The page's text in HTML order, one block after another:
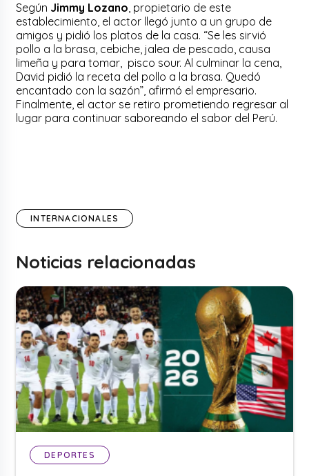
Según Jimmy Lozano, propietario de este
establecimiento, el actor llegó junto a un grupo de
amigos y pidió los platos de la casa. “Se les sirvió
pollo a la brasa, cebiche, jalea de pescado, causa
limeña y para tomar, pisco sour. Al culminar la cena,
David pidió la receta del pollo a la brasa. Quedó
encantado con la sazón”, afirmó el empresario.
Finalmente, el actor se retiro prometiendo regresar al
lugar para continuar saboreando el sabor del Perú.
INTERNACIONALES
Noticias relacionadas
DEPORTES